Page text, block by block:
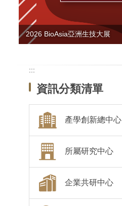
:::
資訊分類清單
產學創新總中心
所屬研究中心
企業共研中心